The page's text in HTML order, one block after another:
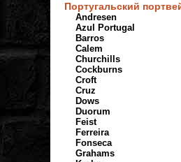
Португальский
Andresen
Azul Portugal
Barros
Calem
Churchills
Cockburns
Croft
Cruz
Dows
Duorum
Feist
Ferreira
Fonseca
Grahams